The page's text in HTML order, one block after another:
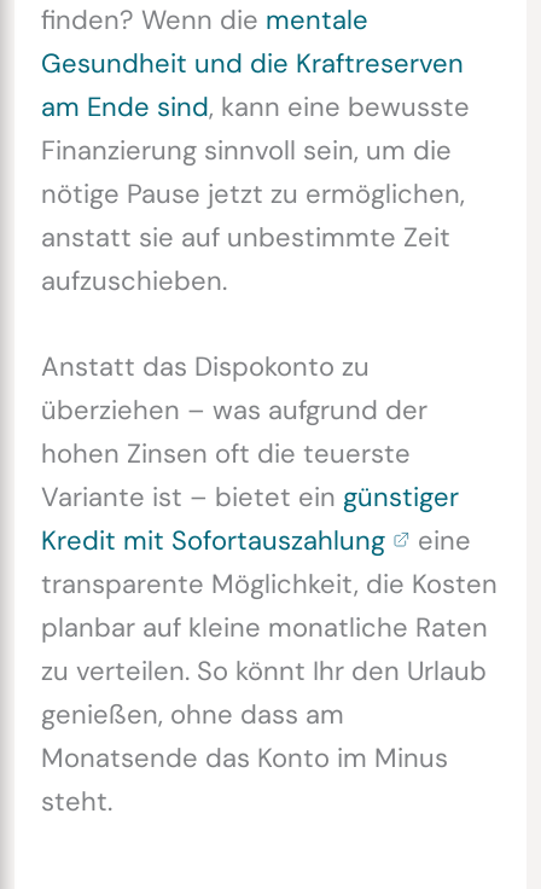
finden? Wenn die mentale
Gesundheit und die Kraftreserven
am Ende sind, kann eine bewusste
Finanzierung sinnvoll sein, um die
nötige Pause jetzt zu ermöglichen,
anstatt sie auf unbestimmte Zeit
aufzuschieben.
Anstatt das Dispokonto zu
überziehen – was aufgrund der
hohen Zinsen oft die teuerste
Variante ist – bietet ein günstiger
Kredit mit Sofortauszahlung
eine
transparente Möglichkeit, die Kosten
planbar auf kleine monatliche Raten
zu verteilen. So könnt Ihr den Urlaub
genießen, ohne dass am
Monatsende das Konto im Minus
steht.